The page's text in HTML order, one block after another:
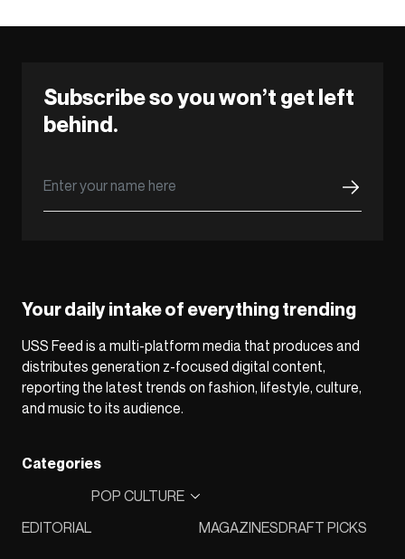
Subscribe so you won’t get left
behind.
Your daily intake of everything trending
USS Feed is a multi-platform media that produces and
distributes generation z-focused digital content,
reporting the latest trends on fashion, lifestyle, culture,
and music to its audience.
Categories
EDITORIAL
POP CULTURE
MAGAZINESDRAFT PICKS